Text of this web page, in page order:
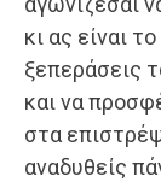
κι ας είναι
ξεπεράσεις
και να
στα
αναδυθείς